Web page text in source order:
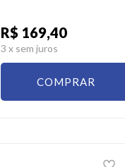
R$ 169,40
3x sem juros
COMPRAR